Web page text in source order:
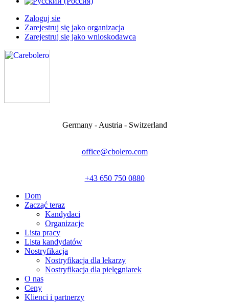
Zaloguj sie
Zarejestruj się jako organizacja
Zarejestruj się jako wnioskodawca
Germany - Austria - Switzerland
office@cbolero.com
+43 650 750 0880
Dom
Zacząć teraz
Kandydaci
Organizacje
Lista pracy
Lista kandydatów
Nostryfikacja
Nostryfikacja dla lekarzy
Nostryfikacja dla pielęgniarek
O nas
Ceny
Klienci i partnerzy